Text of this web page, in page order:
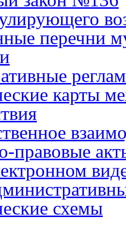
перечни
карты
правовые
схемы